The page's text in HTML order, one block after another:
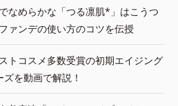
なめらかな「つる凛肌*」はこうつ
ァンデの使い方のコツを伝授
トコスメ多数受賞の初期エイジング
を動画で解説！